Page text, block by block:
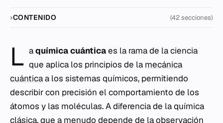
CONTENIDO (42 secciones)
L aquímica cuánticaes la rama de la ciencia
que aplica los principios de la mecánica
cuánticaa los sistemas químicos, permitiendo
describir con precisión el comportamiento de los
átomos y las moléculas. A diferencia de la química
clásica, que a menudo depende de la observación